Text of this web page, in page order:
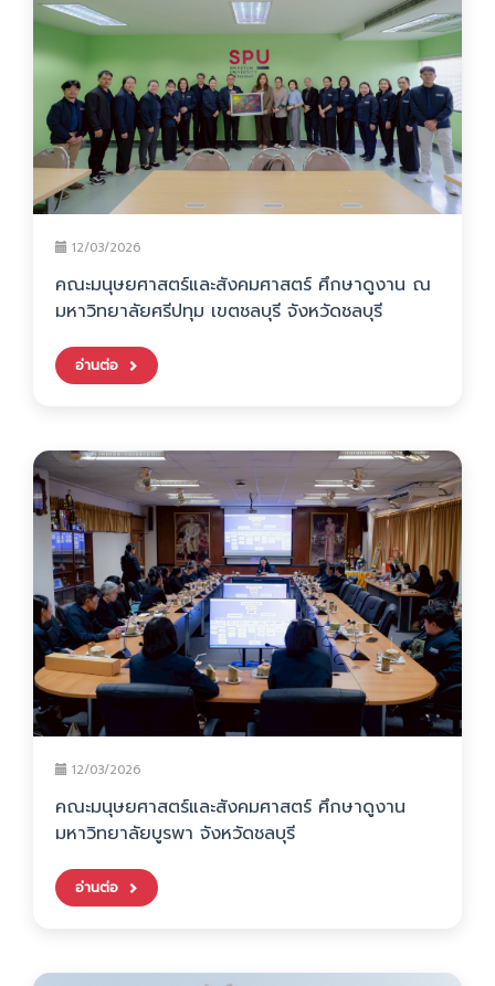
12/03/2026
คณะมนุษยศาสตร์และสังคมศาสตร์ ศึกษาดูงาน ณ
มหาวิทยาลัยศรีปทุม เขตชลบุรี จังหวัดชลบุรี
อ่านต่อ
12/03/2026
คณะมนุษยศาสตร์และสังคมศาสตร์ ศึกษาดูงาน
มหาวิทยาลัยบูรพา จังหวัดชลบุรี
อ่านต่อ